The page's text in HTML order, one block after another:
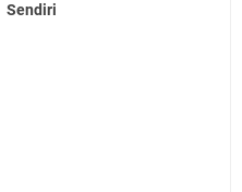
Sendiri